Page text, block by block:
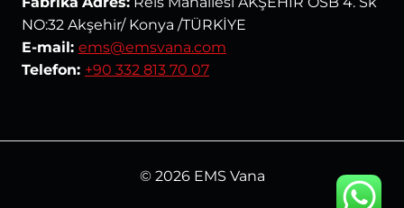
NO:32 Akşehir/ Konya /TÜRKİYE
E-mail: ems@emsvana.com
Telefon: +90 332 813 70 07
© 2026 EMS Vana